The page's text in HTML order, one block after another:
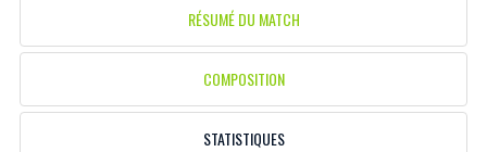
RÉSUMÉ DU MATCH
COMPOSITION
STATISTIQUES